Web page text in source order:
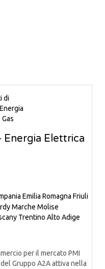
Energia Elettrica
Emilia Romagna Friuli
Marche Molise
Trentino Alto Adige
per il mercato PMI
Gruppo A2A attiva nella